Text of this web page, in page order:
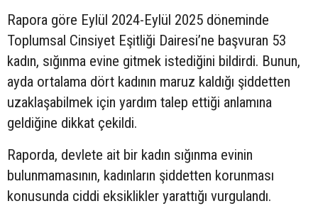
Rapora göre Eylül 2024-Eylül 2025 döneminde
Toplumsal Cinsiyet Eşitliği Dairesi’ne başvuran 53
kadın, sığınma evine gitmek istediğini bildirdi. Bunun,
ayda ortalama dört kadının maruz kaldığı şiddetten
uzaklaşabilmek için yardım talep ettiği anlamına
geldiğine dikkat çekildi.
Raporda, devlete ait bir kadın sığınma evinin
bulunmamasının, kadınların şiddetten korunması
konusunda ciddi eksiklikler yarattığı vurgulandı.